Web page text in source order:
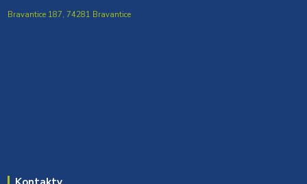
Bravantice 187, 74281 Bravantice